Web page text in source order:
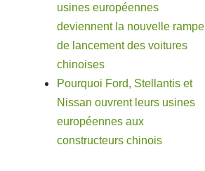
usines européennes
deviennent la nouvelle rampe
de lancement des voitures
chinoises
Pourquoi Ford, Stellantis et
Nissan ouvrent leurs usines
européennes aux
constructeurs chinois